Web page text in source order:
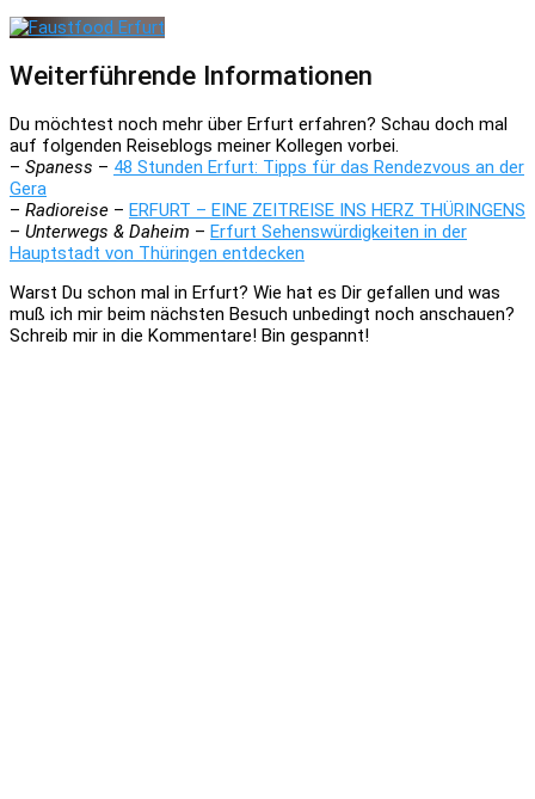
Weiterführende Informationen
Du möchtest noch mehr über Erfurt erfahren? Schau doch mal
auf folgenden Reiseblogs meiner Kollegen vorbei.
– Spaness – 48 Stunden Erfurt: Tipps für das Rendezvous an der
Gera
– Radioreise – ERFURT – EINE ZEITREISE INS HERZ THÜRINGENS
– Unterwegs & Daheim – Erfurt Sehenswürdigkeiten in der
Hauptstadt von Thüringen entdecken
Warst Du schon mal in Erfurt? Wie hat es Dir gefallen und was
muß ich mir beim nächsten Besuch unbedingt noch anschauen?
Schreib mir in die Kommentare! Bin gespannt!